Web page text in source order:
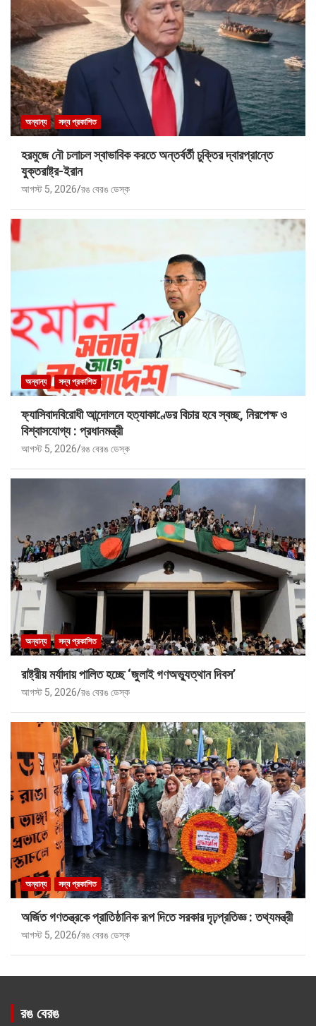
অন্যান্য সদ্য প্রকাশিত
হরমুজে নৌ চলাচল স্বাভাবিক করতে অন্তর্বর্তী চুক্তির দ্বারপ্রান্তে
যুক্তরাষ্ট্র-ইরান
আগস্ট 5, 2026 রঙ বেরঙ ডেস্ক
অন্যান্য সদ্য প্রকাশিত
ফ্যাসিবাদবিরোধী আন্দোলনে হত্যাকাণ্ডের বিচার হবে স্বচ্ছ, নিরপেক্ষ ও
বিশ্বাসযোগ্য : প্রধানমন্ত্রী
আগস্ট 5, 2026 রঙ বেরঙ ডেস্ক
অন্যান্য সদ্য প্রকাশিত
রাষ্ট্রীয় মর্যাদায় পালিত হচ্ছে ‘জুলাই গণঅভ্যুত্থান দিবস’
আগস্ট 5, 2026 রঙ বেরঙ ডেস্ক
অন্যান্য সদ্য প্রকাশিত
অর্জিত গণতন্ত্রকে প্রাতিষ্ঠানিক রূপ দিতে সরকার দৃঢ়প্রতিজ্ঞ : তথ্যমন্ত্রী
আগস্ট 5, 2026 রঙ বেরঙ ডেস্ক
রঙ বেরঙ